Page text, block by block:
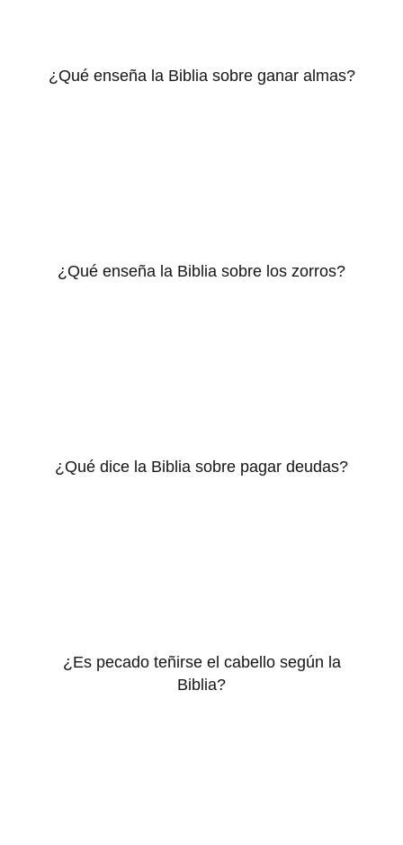
¿Qué enseña la Biblia sobre ganar almas?
¿Qué enseña la Biblia sobre los zorros?
¿Qué dice la Biblia sobre pagar deudas?
¿Es pecado teñirse el cabello según la
Biblia?